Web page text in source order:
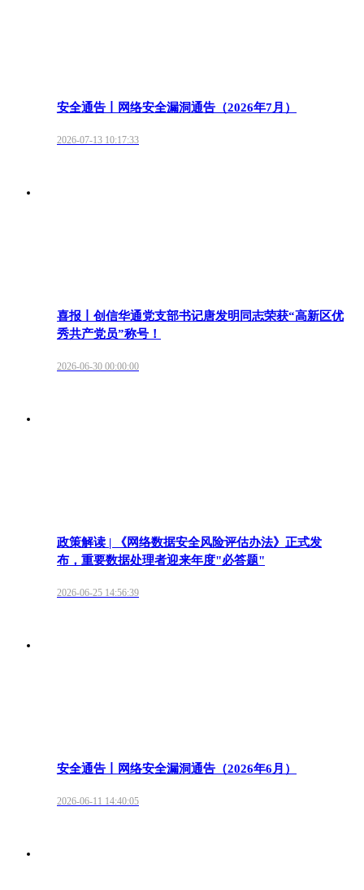
安全通告丨网络安全漏洞通告（2026年7月）
2026-07-13 10:17:33
喜报丨创信华通党支部书记唐发明同志荣获“高新区优
秀共产党员”称号！
2026-06-30 00:00:00
政策解读 | 《网络数据安全风险评估办法》正式发
布，重要数据处理者迎来年度"必答题"
2026-06-25 14:56:39
安全通告丨网络安全漏洞通告（2026年6月）
2026-06-11 14:40:05